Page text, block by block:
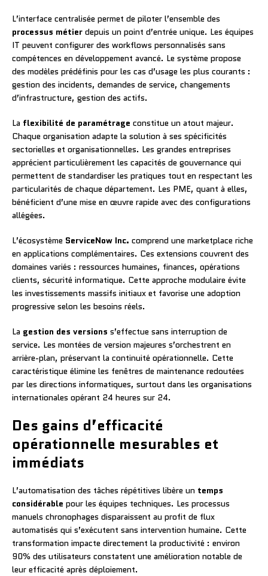
L’interface centralisée permet de piloter l’ensemble des
processus métier depuis un point d’entrée unique. Les équipes
IT peuvent configurer des workflows personnalisés sans
compétences en développement avancé. Le système propose
des modèles prédéfinis pour les cas d’usage les plus courants :
gestion des incidents, demandes de service, changements
d’infrastructure, gestion des actifs.
La flexibilité de paramétrage constitue un atout majeur.
Chaque organisation adapte la solution à ses spécificités
sectorielles et organisationnelles. Les grandes entreprises
apprécient particulièrement les capacités de gouvernance qui
permettent de standardiser les pratiques tout en respectant les
particularités de chaque département. Les PME, quant à elles,
bénéficient d’une mise en œuvre rapide avec des configurations
allégées.
L’écosystème ServiceNow Inc. comprend une marketplace riche
en applications complémentaires. Ces extensions couvrent des
domaines variés : ressources humaines, finances, opérations
clients, sécurité informatique. Cette approche modulaire évite
les investissements massifs initiaux et favorise une adoption
progressive selon les besoins réels.
La gestion des versions s’effectue sans interruption de
service. Les montées de version majeures s’orchestrent en
arrière-plan, préservant la continuité opérationnelle. Cette
caractéristique élimine les fenêtres de maintenance redoutées
par les directions informatiques, surtout dans les organisations
internationales opérant 24 heures sur 24.
Des gains d’efficacité
opérationnelle mesurables et
immédiats
L’automatisation des tâches répétitives libère un temps
considérable pour les équipes techniques. Les processus
manuels chronophages disparaissent au profit de flux
automatisés qui s’exécutent sans intervention humaine. Cette
transformation impacte directement la productivité : environ
90% des utilisateurs constatent une amélioration notable de
leur efficacité après déploiement.